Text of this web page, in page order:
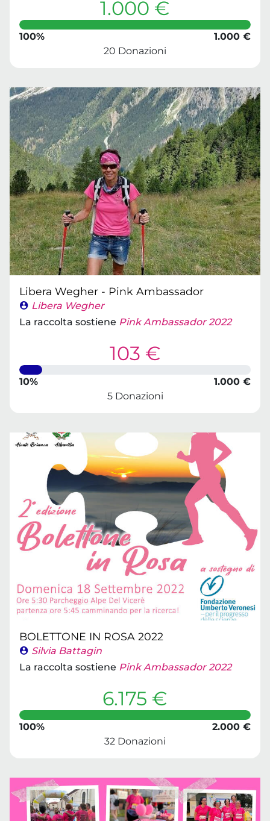
1.000 €
100%
1.000 €
20 Donazioni
Libera Wegher - Pink Ambassador
Libera Wegher
La raccolta sostiene Pink Ambassador 2022
103 €
10%
1.000 €
5 Donazioni
BOLETTONE IN ROSA 2022
Silvia Battagin
La raccolta sostiene Pink Ambassador 2022
6.175 €
100%
2.000 €
32 Donazioni